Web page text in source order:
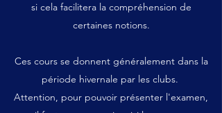
si cela facilitera la compréhension de
certaines notions.
Ces cours se donnent généralement dans la
période hivernale par les clubs.
Attention, pour pouvoir présenter l'examen,